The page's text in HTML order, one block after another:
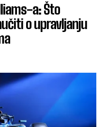
a: Što
o upravljanju